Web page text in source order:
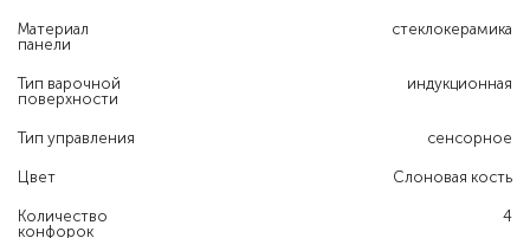
Материал
панели
стеклокерамика
Тип варочной
поверхности
индукционная
Тип управления сенсорное
Цвет Слоновая кость
Количество
конфорок
4